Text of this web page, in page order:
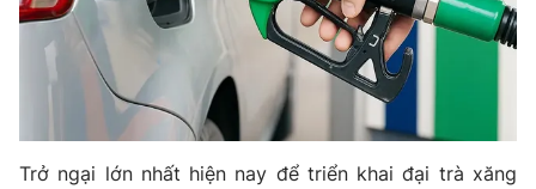
Trở ngại lớn nhất hiện nay để triển khai đại trà xăng